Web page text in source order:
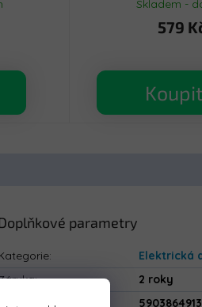
Skladem -
579
Koupit
parametry
:
Elektrická
:
2 roky